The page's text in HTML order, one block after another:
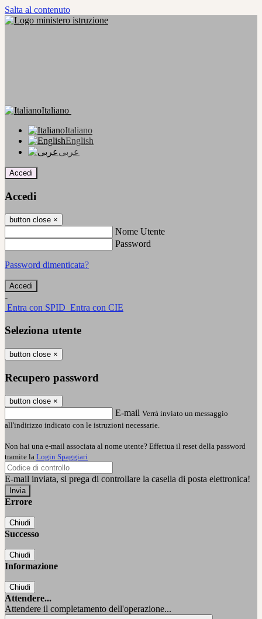
Salta al contenuto
Italiano
Italiano
English
عربى
Accedi
Accedi
button close ×
Nome Utente
Password
Password dimenticata?
-
Entra con SPID Entra con CIE
Seleziona utente
button close ×
Recupero password
button close ×
E-mail Verrà inviato un messaggio
all'indirizzo indicato con le istruzioni necessarie.
Non hai una e-mail associata al nome utente? Effettua il reset della password
tramite la Login Spaggiari
E-mail inviata, si prega di controllare la casella di posta elettronica!
Errore
Chiudi
Successo
Chiudi
Informazione
Chiudi
Attendere...
Attendere il completamento dell'operazione...